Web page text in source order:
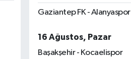
Gaziantep FK - Alanyaspor
16 Ağustos, Pazar
Başakşehir - Kocaelispor